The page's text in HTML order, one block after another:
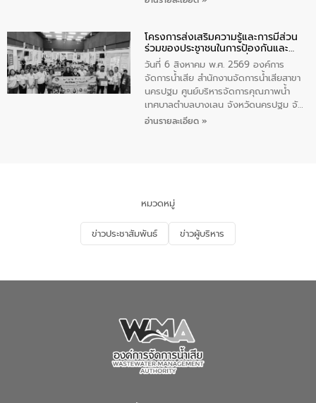
ประชาชน ตัวแทนจากโรงแรมต่างๆ ในเขต
เทศบาลตำบลราไวย์ ศูนย์บริหารจัดการ
คุณภาพน้ำเทศบาลตำบลราไวย์ นำโดยนาย
น้อย แก้วเศษ ผู้จัดการสำนักงานจัดการน้ำ
เสียสาขาภูเก็ต พร้อมด้วยเจ้าหน้าที่ จำนวน
5 คน ร่วมทำกิจกรรม ทำความสะอาด
ชายหาดและแหล่งท่องเที่ยว ณ บริเวณ
โครงการส่งเสริมความรู้และการมีส่วน
ร่วมของประชาชนในการป้องกันและ
แก้ไขปัญหาน้ำเสียอย่างยั่งยืน
วันที่ 6 สิงหาคม พ.ศ. 2569 องค์การ
จัดการน้ำเสีย สำนักงานจัดการน้ำเสียสาขา
นครปฐม ศูนย์บริหารจัดการคุณภาพน้ำ
เทศบาลตำบลบางเลน จังหวัดนครปฐม จัด
กิจกรรมภายใต้โครงการส่งเสริมความรู้และ
จัดการน้ำเสียและสร้างจิตสำนึกในการ
อนุรักษ์สิ่งแวดล้อม ในหัวข้อ “น้ำเสียชุมชน
และการบำบัดน้ำเสียเบื้องต้น” โดยให้ความรู้
เกี่ยวกับสาเหตุและผลกระทบของน้ำเสีย
ณ เทศบาลตำบลบางเลน จังหวัดนครปฐม
อ่านรายละเอียด »
หมวดหมู่
ข่าวประชาสัมพันธ์ ข่าวผู้บริหาร